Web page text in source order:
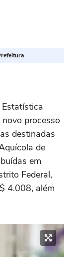
processo
destinadas
de
em
Federal,
4.008, além